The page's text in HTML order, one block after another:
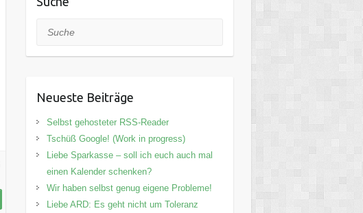
Suche
Neueste Beiträge
Selbst gehosteter RSS-Reader
Tschüß Google! (Work in progress)
Liebe Sparkasse – soll ich euch auch mal
einen Kalender schenken?
Wir haben selbst genug eigene Probleme!
Liebe ARD: Es geht nicht um Toleranz